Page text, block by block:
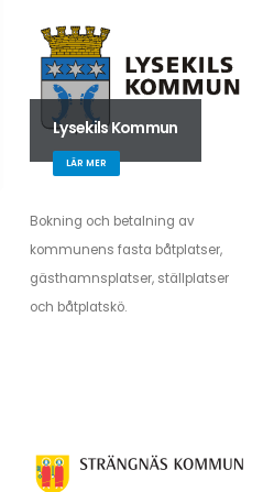
Lysekils Kommun
LÄR MER
Bokning och betalning av
kommunens fasta båtplatser,
gästhamnsplatser, ställplatser
och båtplatskö.